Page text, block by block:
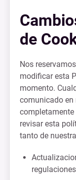
de
Nos
modificar esta
momento.
comunicado en
revisar esta
tanto de